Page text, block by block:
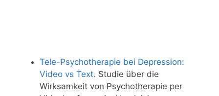
Tele-Psychotherapie bei Depression:
Video vs Text. Studie über die
Wirksamkeit von Psychotherapie per